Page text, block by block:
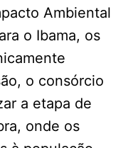
Ambiental
o Ibama, os
o consórcio
a etapa de
onde os